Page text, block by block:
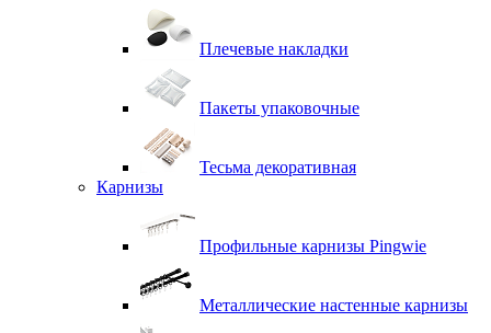
Плечевые накладки
Пакеты упаковочные
Тесьма декоративная
Карнизы
Профильные карнизы Pingwie
Металлические настенные карнизы